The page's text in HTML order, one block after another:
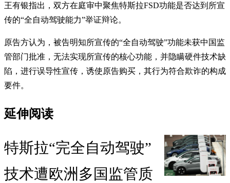
王有银指出，双方在庭审中聚焦特斯拉FSD功能是否达到所宣
传的“全自动驾驶能力”举证辩论。
原告方认为，被告明知所宣传的“全自动驾驶”功能未获中国监
管部门批准，无法实现所宣传的核心功能，并隐瞒硬件技术缺
陷，进行误导性宣传，诱使原告购买，其行为符合欺诈的构成
要件。
延伸阅读
特斯拉“完全自动驾驶”
技术遭欧洲多国监管质